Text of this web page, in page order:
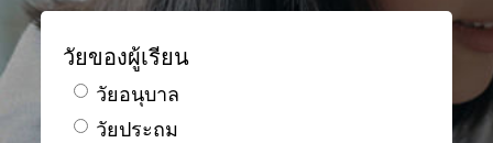
วัยของผู้เรียน
วัยอนุบาล
วัยประถม